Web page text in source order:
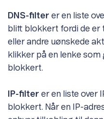
DNS-filter er en liste
blitt blokkert fordi de er
eller andre uønskede
klikker på en lenke som
blokkert.
IP-filter er en liste over
blokkert. Når en IP-